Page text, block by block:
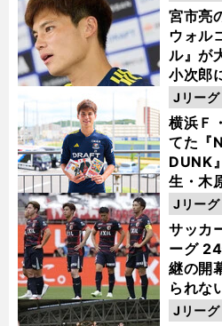
宮市亮
ウォル
ル』が
小次郎
横浜Ｆ
てた『
DUNK
生・木
った
Jリーグ
サッカ
ーグ
継の開
られな
Jリーグ
Jリーグ